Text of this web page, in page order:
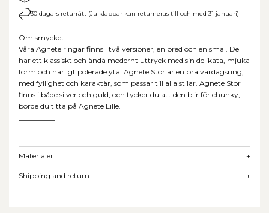
30 dagars returrätt (Julklappar kan returneras till och med 31 januari)
Om smycket:
Våra Agnete ringar finns i två versioner, en bred och en smal. De
har ett klassiskt och ändå modernt uttryck med sin delikata, mjuka
form och härligt polerade yta. Agnete Stor är en bra vardagsring,
med fyllighet och karaktär, som passar till alla stilar. Agnete Stor
finns i både silver och guld, och tycker du att den blir för chunky,
borde du titta på Agnete Lille.
Materialer +
Shipping and return +